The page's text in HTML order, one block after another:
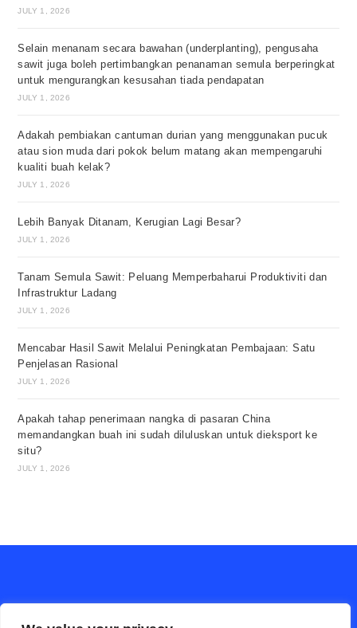
JULY 1, 2026
Selain menanam secara bawahan (underplanting), pengusaha
sawit juga boleh pertimbangkan penanaman semula berperingkat
untuk mengurangkan kesusahan tiada pendapatan
JULY 1, 2026
Adakah pembiakan cantuman durian yang menggunakan pucuk
atau sion muda dari pokok belum matang akan mempengaruhi
kualiti buah kelak?
JULY 1, 2026
Lebih Banyak Ditanam, Kerugian Lagi Besar?
JULY 1, 2026
Tanam Semula Sawit: Peluang Memperbaharui Produktiviti dan
Infrastruktur Ladang
JULY 1, 2026
Mencabar Hasil Sawit Melalui Peningkatan Pembajaan: Satu
Penjelasan Rasional
JULY 1, 2026
Apakah tahap penerimaan nangka di pasaran China
memandangkan buah ini sudah diluluskan untuk dieksport ke
situ?
JULY 1, 2026